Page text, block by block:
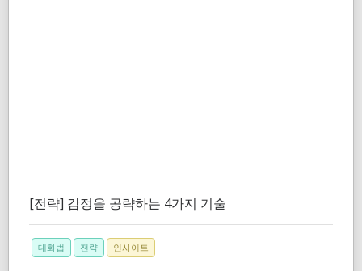
[전략] 감정을 공략하는 4가지 기술
대화법 전략 인사이트